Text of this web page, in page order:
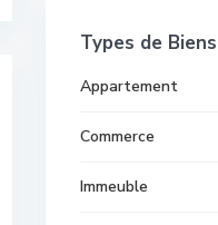
Types de Biens
Appartement
Commerce
Immeuble